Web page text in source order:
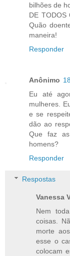
bilhões de
DE TODOS
Quão
maneira!
Responder
Anônimo
Eu até
mulheres.
e se
dão ao
Que faz
homens?
Responder
Respostas
Vanessa
Nem
coisas.
morte
esse o
colocam